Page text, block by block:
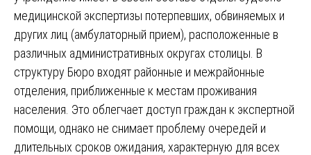
медицинской экспертизы потерпевших, обвиняемых и
других лиц (амбулаторный прием), расположенные в
различных административных округах столицы. В
структуру Бюро входят районные и межрайонные
отделения, приближенные к местам проживания
населения. Это облегчает доступ граждан к экспертной
помощи, однако не снимает проблему очередей и
длительных сроков ожидания, характерную для всех